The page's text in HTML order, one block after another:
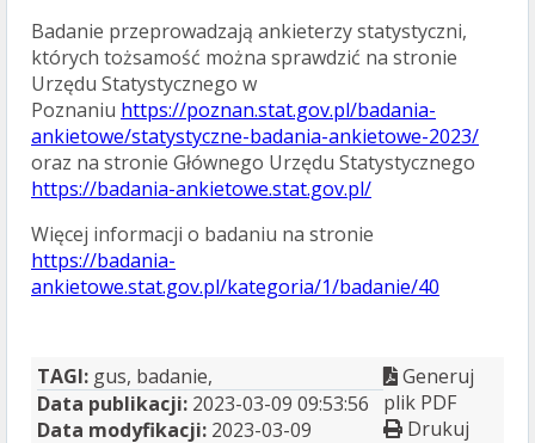
Badanie przeprowadzają ankieterzy statystyczni,
których tożsamość można sprawdzić na stronie
Urzędu Statystycznego w
Poznaniu https://poznan.stat.gov.pl/badania-
ankietowe/statystyczne-badania-ankietowe-2023/
oraz na stronie Głównego Urzędu Statystycznego
https://badania-ankietowe.stat.gov.pl/
Więcej informacji o badaniu na stronie
https://badania-
ankietowe.stat.gov.pl/kategoria/1/badanie/40
TAGI: gus, badanie,
Data publikacji: 2023-03-09 09:53:56
Data modyfikacji: 2023-03-09
Generuj
plik PDF
Drukuj